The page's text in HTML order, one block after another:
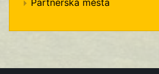
Partnerská města